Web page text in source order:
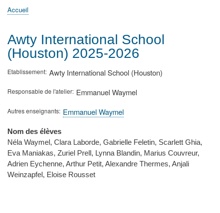
Accueil
ActualitésMATh.en.JEANS ?
Régions et Ateliers
Créer, gérer un atelier
Sujets/Publications
Congrès
d'Ariane
Accueil
Awty International School
(Houston) 2025-2026
Etablissement Awty International School (Houston)
Responsable de l'atelier Emmanuel Waymel
Autres enseignants Emmanuel Waymel
Nom des élèves
Néla Waymel, Clara Laborde, Gabrielle Feletin, Scarlett Ghia,
Eva Maniakas, Zuriel Prell, Lynna Blandin, Marius Couvreur,
Adrien Eychenne, Arthur Petit, Alexandre Thermes, Anjali
Weinzapfel, Eloise Rousset